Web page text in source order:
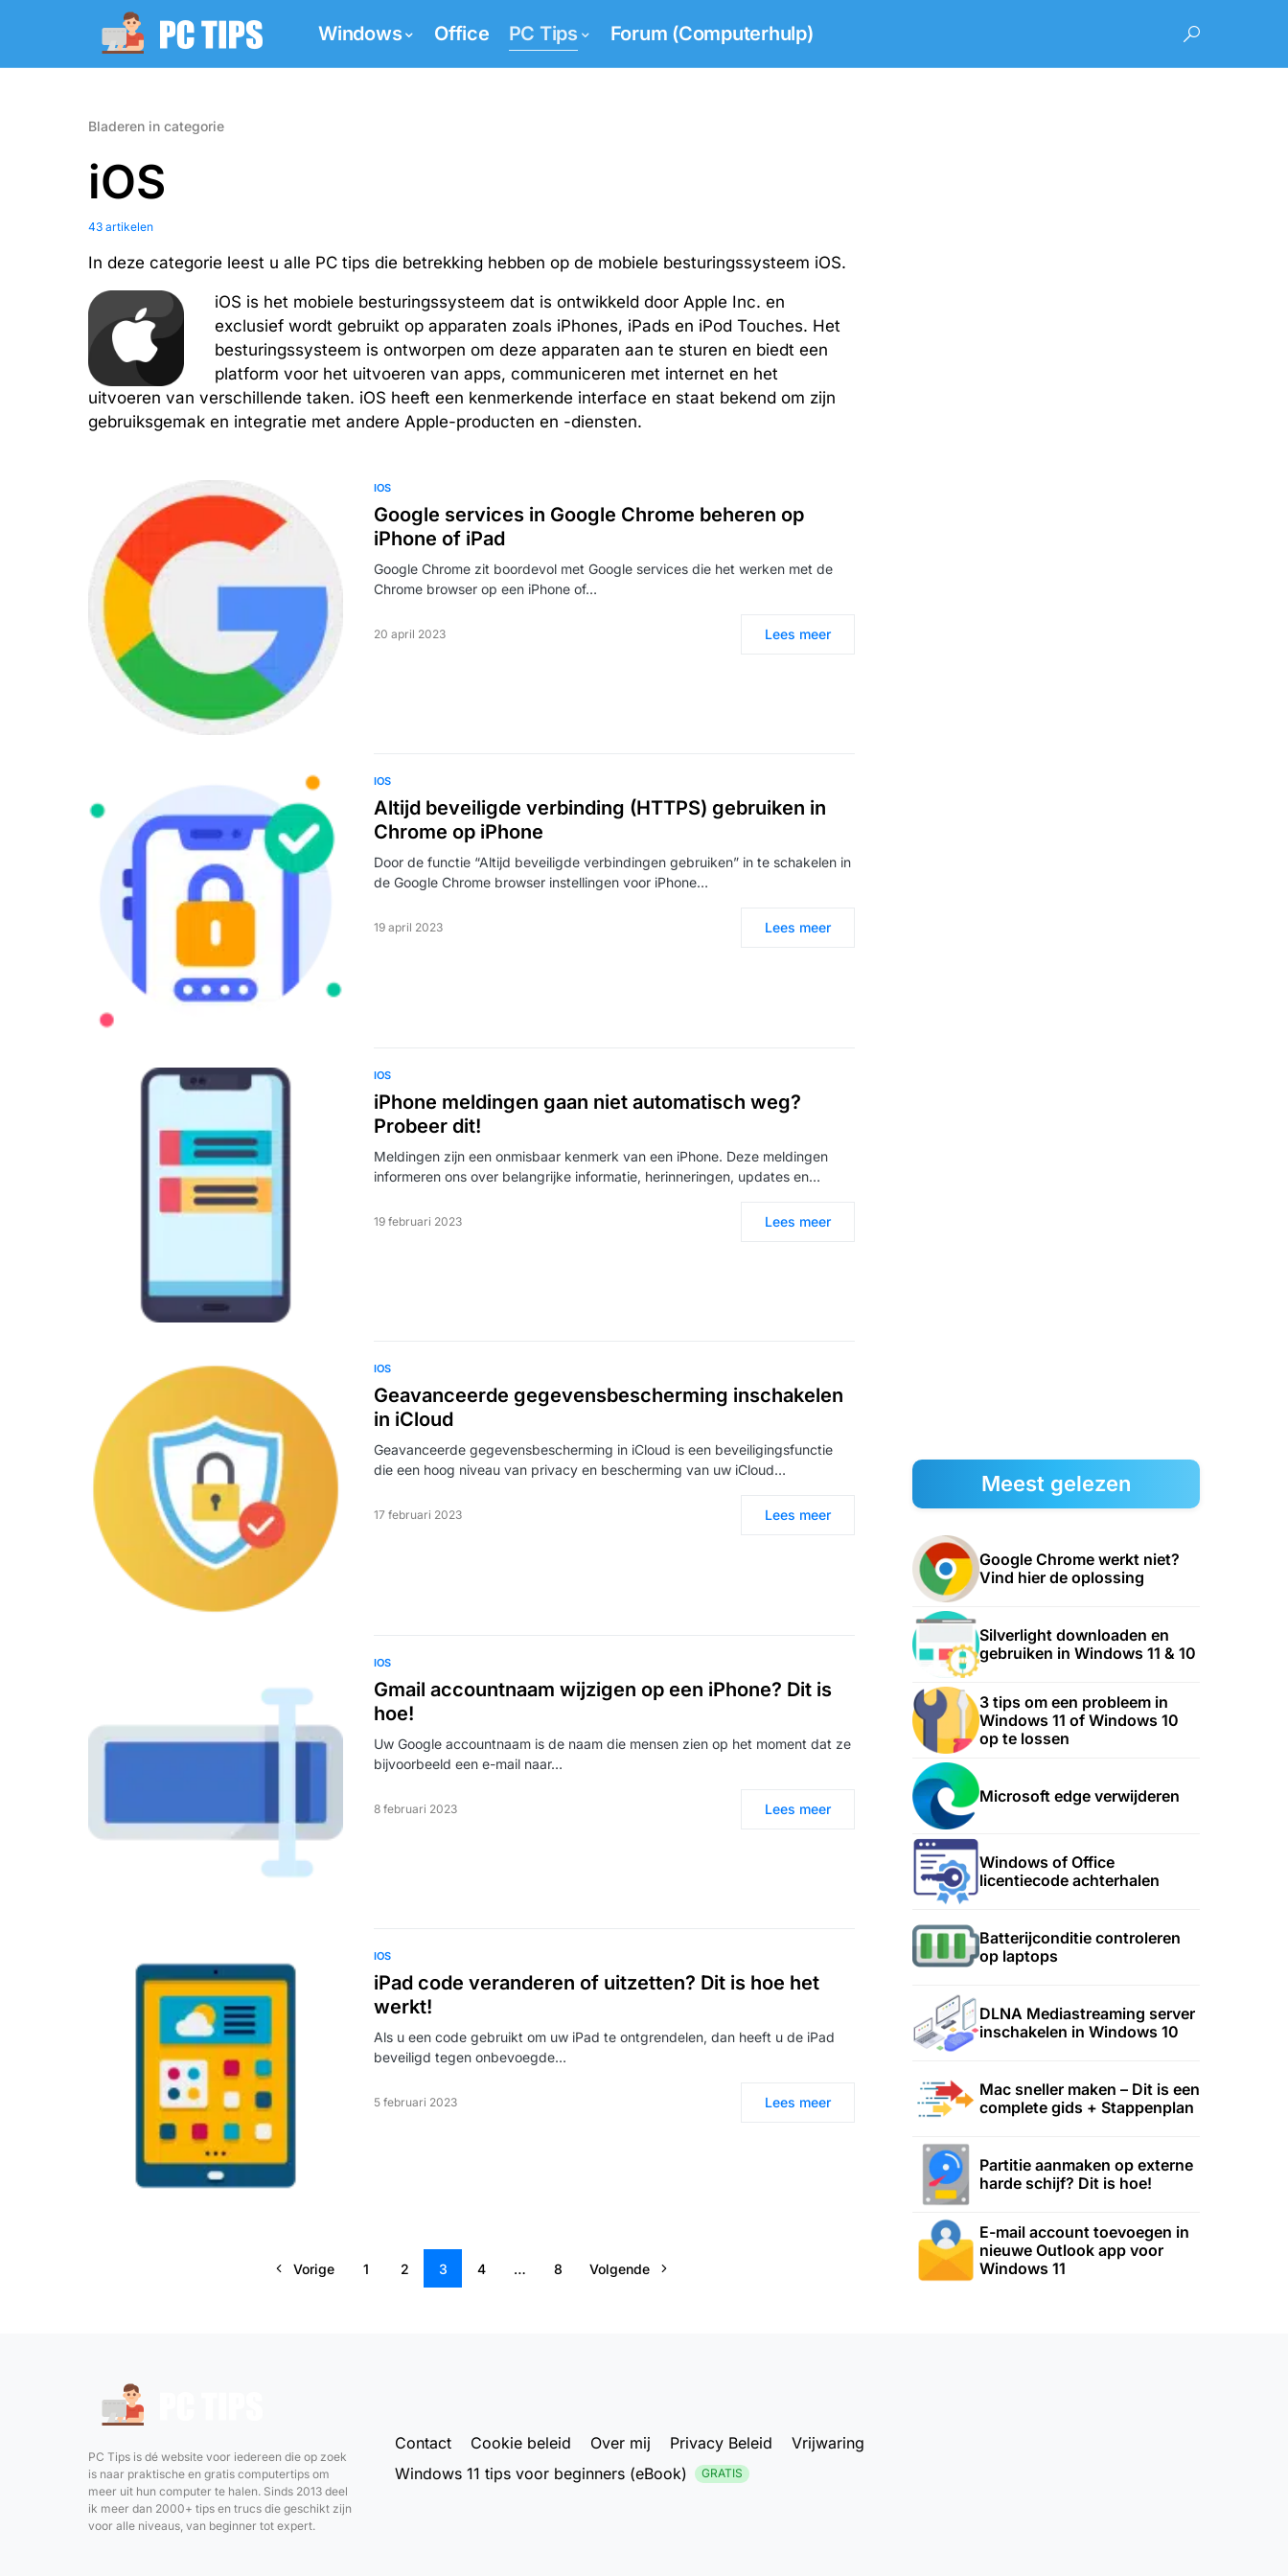
Windows Office PC Tips Forum (Computerhulp)
Bladeren in categorie
iOS
43 artikelen
In deze categorie leest u alle PC tips die betrekking hebben op de mobiele besturingssysteem iOS.
iOS is het mobiele besturingssysteem dat is ontwikkeld door Apple Inc. en
exclusief wordt gebruikt op apparaten zoals iPhones, iPads en iPod Touches. Het
besturingssysteem is ontworpen om deze apparaten aan te sturen en biedt een
platform voor het uitvoeren van apps, communiceren met internet en het
uitvoeren van verschillende taken. iOS heeft een kenmerkende interface en staat bekend om zijn
gebruiksgemak en integratie met andere Apple-producten en -diensten.
IOS
Google services in Google Chrome beheren op
iPhone of iPad
Google Chrome zit boordevol met Google services die het werken met de
Chrome browser op een iPhone of…
20 april 2023 Lees meer
IOS
Altijd beveiligde verbinding (HTTPS) gebruiken in
Chrome op iPhone
Door de functie “Altijd beveiligde verbindingen gebruiken” in te schakelen in
de Google Chrome browser instellingen voor iPhone…
19 april 2023 Lees meer
IOS
iPhone meldingen gaan niet automatisch weg?
Probeer dit!
Meldingen zijn een onmisbaar kenmerk van een iPhone. Deze meldingen
informeren ons over belangrijke informatie, herinneringen, updates en…
19 februari 2023 Lees meer
IOS
Geavanceerde gegevensbescherming inschakelen
in iCloud
Geavanceerde gegevensbescherming in iCloud is een beveiligingsfunctie
die een hoog niveau van privacy en bescherming van uw iCloud…
17 februari 2023 Lees meer
IOS
Gmail accountnaam wijzigen op een iPhone? Dit is
hoe!
Uw Google accountnaam is de naam die mensen zien op het moment dat ze
bijvoorbeeld een e-mail naar…
8 februari 2023 Lees meer
IOS
iPad code veranderen of uitzetten? Dit is hoe het
werkt!
Als u een code gebruikt om uw iPad te ontgrendelen, dan heeft u de iPad
beveiligd tegen onbevoegde…
5 februari 2023 Lees meer
Vorige 1 2 3 4 … 8 Volgende
Meest gelezen
Google Chrome werkt niet?
Vind hier de oplossing
Silverlight downloaden en
gebruiken in Windows 11 & 10
3 tips om een probleem in
Windows 11 of Windows 10
op te lossen
Microsoft edge verwijderen
Windows of Office
licentiecode achterhalen
Batterijconditie controleren
op laptops
DLNA Mediastreaming server
inschakelen in Windows 10
Mac sneller maken – Dit is een
complete gids + Stappenplan
Partitie aanmaken op externe
harde schijf? Dit is hoe!
E-mail account toevoegen in
nieuwe Outlook app voor
Windows 11
PC Tips is dé website voor iedereen die op zoek
is naar praktische en gratis computertips om
meer uit hun computer te halen. Sinds 2013 deel
ik meer dan 2000+ tips en trucs die geschikt zijn
voor alle niveaus, van beginner tot expert.
Contact Cookie beleid Over mij Privacy Beleid
Vrijwaring
Windows 11 tips voor beginners (eBook)
GRATIS